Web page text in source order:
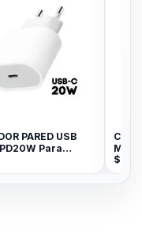
PARED USB
Para
$